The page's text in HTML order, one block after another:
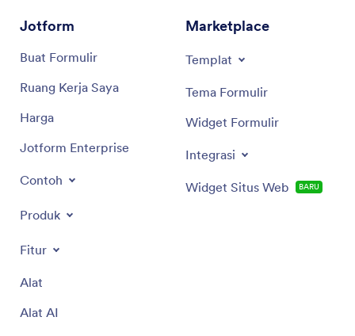
Jotform
Buat Formulir
Ruang Kerja Saya
Harga
Jotform Enterprise
Contoh
Produk
Fitur
Alat
Alat AI
Marketplace
Templat
Tema Formulir
Widget Formulir
Integrasi
Widget Situs Web BARU